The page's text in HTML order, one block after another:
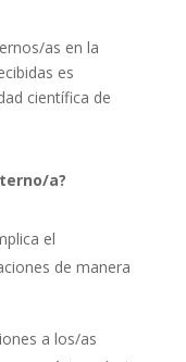
as en la
es
científica de
a?
el
de manera
a los/as